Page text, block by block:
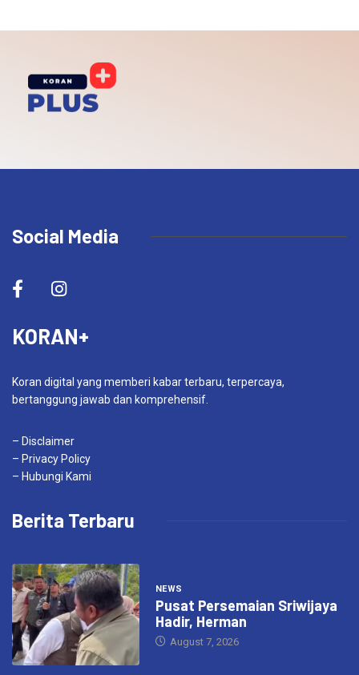
Social Media
KORAN+
Koran digital yang memberi kabar terbaru, terpercaya,
bertanggung jawab dan komprehensif.
– Disclaimer
– Privacy Policy
– Hubungi Kami
Berita Terbaru
NEWS
Pusat Persemaian Sriwijaya
Hadir, Herman
August 7, 2026